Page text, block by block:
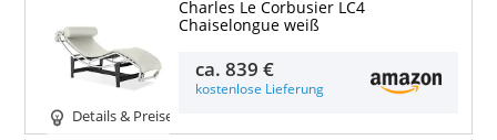
Details & Preise
Charles Le Corbusier LC4
Chaiselongue weiß
ca.839 €
kostenlose Lieferung